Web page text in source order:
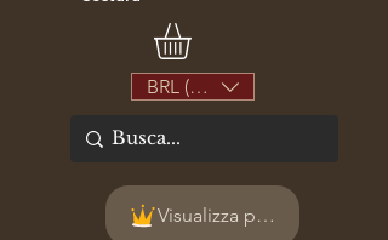
BRL (R$)
Visualizza punti